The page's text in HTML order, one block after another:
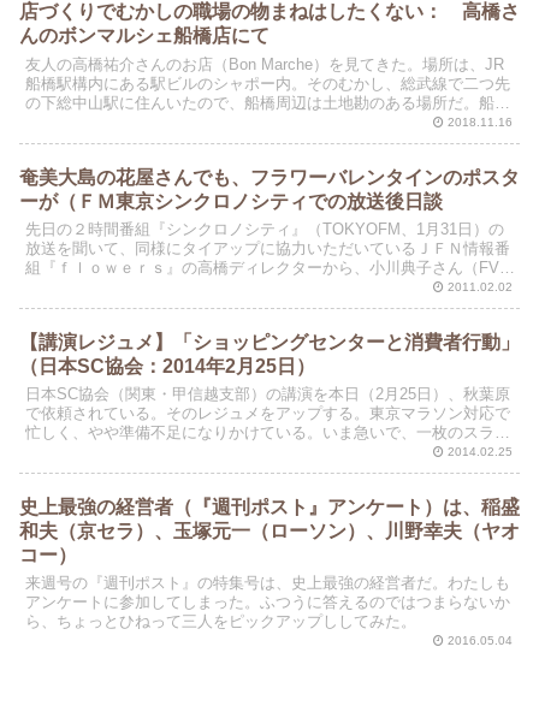
店づくりでむかしの職場の物まねはしたくない： 高橋さ
んのボンマルシェ船橋店にて
友人の高橋祐介さんのお店（Bon Marche）を見てきた。場所は、JR
船橋駅構内にある駅ビルのシャポー内。そのむかし、総武線で二つ先
の下総中山駅に住んいたので、船橋周辺は土地勘のある場所だ。船橋
2018.11.16
奄美大島の花屋さんでも、フラワーバレンタインのポスタ
ーが（ＦＭ東京シンクロノシティでの放送後日談
先日の２時間番組『シンクロノシティ』（TOKYOFM、1月31日）の
放送を聞いて、同様にタイアップに協力いただいているＪＦＮ情報番
組『ｆｌｏｗｅｒｓ』の高橋ディレクターから、小川典子さん（FV推
2011.02.02
【講演レジュメ】「ショッピングセンターと消費者行動」
（日本SC協会：2014年2月25日）
日本SC協会（関東・甲信越支部）の講演を本日（2月25日）、秋葉原
で依頼されている。そのレジュメをアップする。東京マラソン対応で
忙しく、やや準備不足になりかけている。いま急いで、一枚のスライ
2014.02.25
史上最強の経営者（『週刊ポスト』アンケート）は、稲盛
和夫（京セラ）、玉塚元一（ローソン）、川野幸夫（ヤオ
コー）
来週号の『週刊ポスト』の特集号は、史上最強の経営者だ。わたしも
アンケートに参加してしまった。ふつうに答えるのではつまらないか
ら、ちょっとひねって三人をピックアップししてみた。
2016.05.04